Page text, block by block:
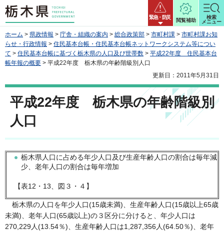
栃木県 緊急・防災
閲覧補助
検索
メニュー
ホーム > 県政情報 > 庁舎・組織の案内 > 総合政策部 > 市町村課 > 市町村課お知
らせ・行政情報 > 住民基本台帳・住民基本台帳ネットワークシステム等につい
て > 住民基本台帳に基づく栃木県の人口及び世帯数 > 平成22年度 住民基本台
帳年報の概要 > 平成22年度 栃木県の年齢階級別人口
更新日：2011年5月31日
平成22年度 栃木県の年齢階級別
人口
栃木県人口に占める年少人口及び生産年齢人口の割合は毎年減
少、老年人口の割合は毎年増加
【表12・13、図３・４】
栃木県の人口を年少人口(15歳未満)、生産年齢人口(15歳以上65歳
未満)、老年人口(65歳以上)の３区分に分けると、年少人口は
270,229人(13.54％)、生産年齢人口は1,287,356人(64.50％)、老年